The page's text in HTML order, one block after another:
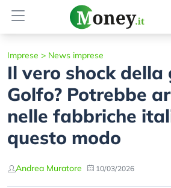
Imprese > News imprese
Il vero shock della
Golfo? Potrebbe
nelle fabbriche
questo modo
Andrea Muratore 10/03/2026